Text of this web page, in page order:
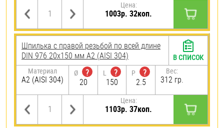
Цена:
1003р. 32коп.
Шпилька с правой резьбой по всей длине
DIN 976 20х150 мм А2 (AISI 304)
Материал
А2 (AISI 304)
Ø
?
20
L
?
150
P
?
2.5
Вес:
312 гр.
Цена:
1103р. 37коп.
В СПИСОК